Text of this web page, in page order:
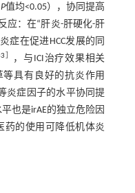
P值均<0.05），协同提高
应：在“肝炎-肝硬化-肝
症在促进HCC发展的同
，与ICI治疗效果相关
具有良好的抗炎作用
炎症因子的水平协同提
也是irAE的独立危险因
药的使用可降低机体炎